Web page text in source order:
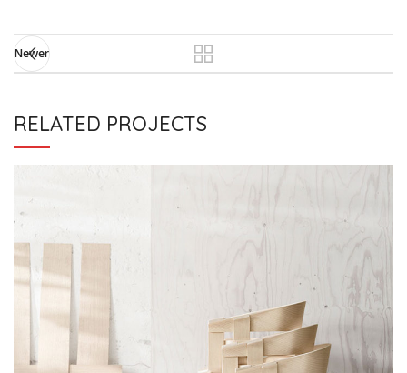
Newer
RELATED PROJECTS